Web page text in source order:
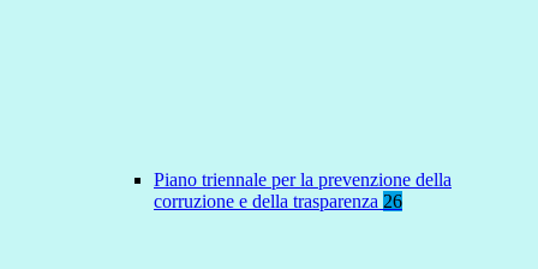
Piano triennale per la prevenzione della
corruzione e della trasparenza 26